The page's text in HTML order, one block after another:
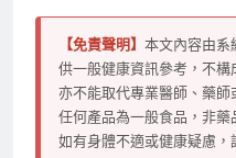
【免責聲明】 本文內容由系
供一般健康資訊參考，不構
亦不能取代專業醫師、藥師
任何產品為一般食品，非藥
如有身體不適或健康疑慮，